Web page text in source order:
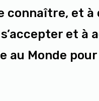
connaître, et
et à
au Monde